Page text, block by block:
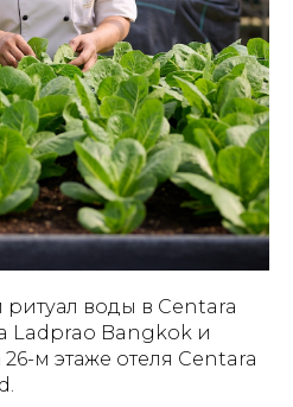
воды в Centara
Ladprao Bangkok и
м этаже отеля Centara